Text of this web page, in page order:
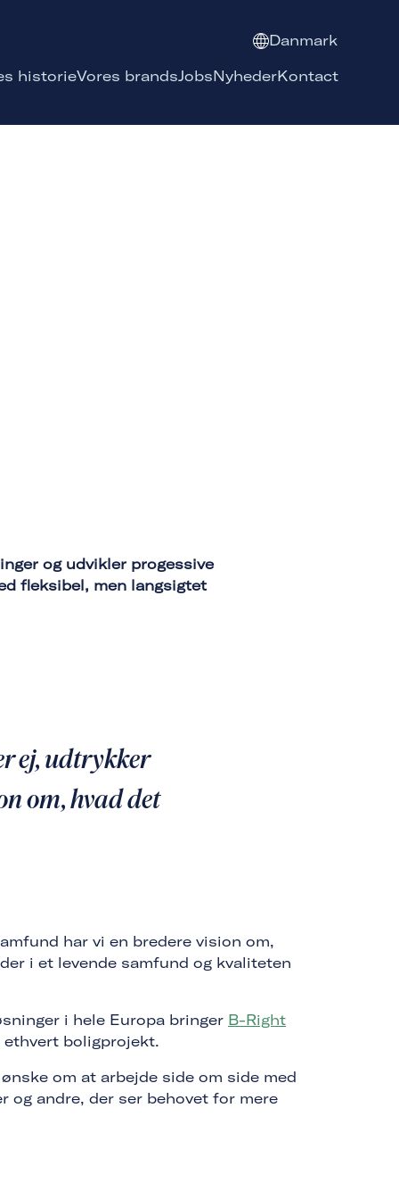
historieVores brandsJobsNyhederKontact
Danmark
og udvikler progessive
fleksibel, men langsigtet
ej, udtrykker
om, hvad det
har vi en bredere vision om,
i et levende samfund og kvaliteten
i hele Europa bringer B-Right
boligprojekt.
om at arbejde side om side med
og andre, der ser behovet for mere